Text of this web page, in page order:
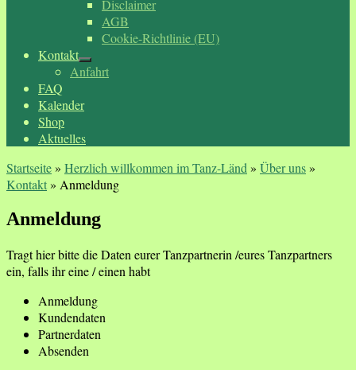
Disclaimer
AGB
Cookie-Richtlinie (EU)
Kontakt
Anfahrt
FAQ
Kalender
Shop
Aktuelles
Startseite» Herzlich willkommen im Tanz-Länd » Über uns»
Kontakt» Anmeldung
Anmeldung
Tragt hier bitte die Daten eurer Tanzpartnerin /eures Tanzpartners
ein, falls ihr eine / einen habt
Anmeldung
Kundendaten
Partnerdaten
Absenden